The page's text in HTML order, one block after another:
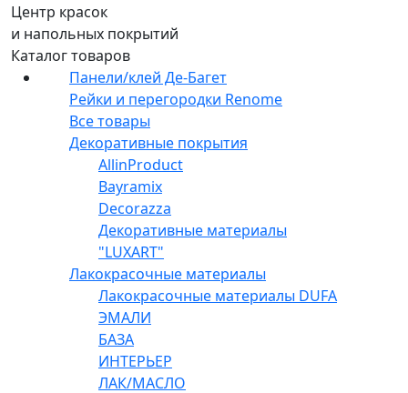
Центр красок
и напольных покрытий
Каталог товаров
Панели/клей Де-Багет
Рейки и перегородки Renome
Все товары
Декоративные покрытия
AllinProduct
Bayramix
Decorazza
Декоративные материалы
"LUXART"
Лакокрасочные материалы
Лакокрасочные материалы DUFA
ЭМАЛИ
БАЗА
ИНТЕРЬЕР
ЛАК/МАСЛО